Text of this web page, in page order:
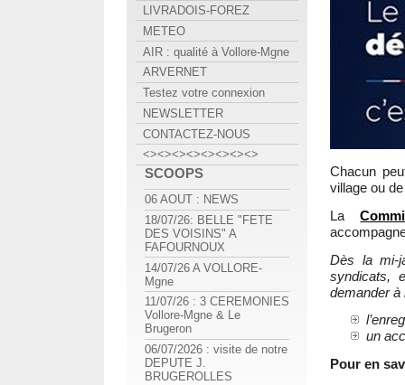
Chacun
village ou
La
Dès la mi-
syndicats,
demander à
un
Pour en
LIVRADOIS-FOREZ
METEO
AIR : qualité à Vollore-Mgne
ARVERNET
Testez votre connexion
NEWSLETTER
CONTACTEZ-NOUS
<><><><><><><><>
SCOOPS
06 AOUT : NEWS
18/07/26: BELLE "FETE
DES VOISINS" A
FAFOURNOUX
14/07/26 A VOLLORE-
Mgne
11/07/26 : 3 CEREMONIES
Vollore-Mgne & Le
Brugeron
06/07/2026 : visite de notre
DEPUTE J.
BRUGEROLLES